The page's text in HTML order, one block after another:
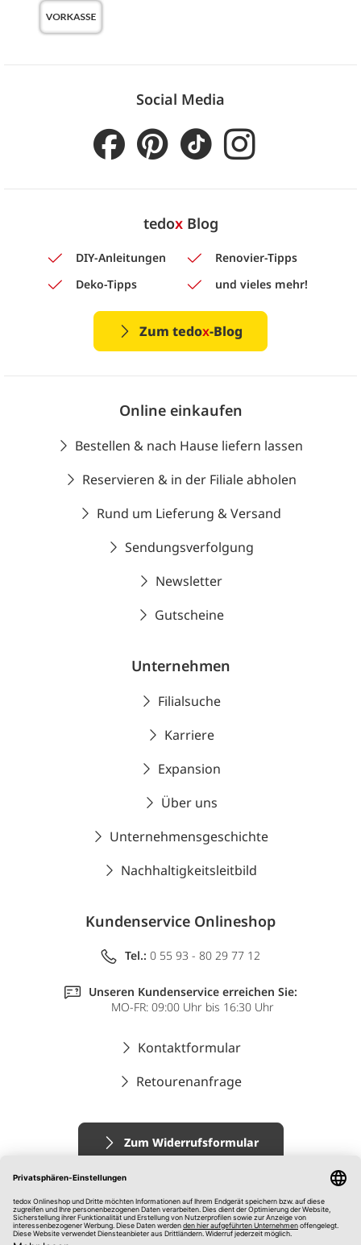
Social Media
tedoxBlog
DIY-Anleitungen
Renovier-Tipps
Deko-Tipps
und vieles mehr!
Zum tedox-Blog
Online einkaufen
Bestellen & nach Hause liefern lassen
Reservieren & in der Filiale abholen
Rund um Lieferung & Versand
Sendungsverfolgung
Newsletter
Gutscheine
Unternehmen
Filialsuche
Karriere
Expansion
Über uns
Unternehmensgeschichte
Nachhaltigkeitsleitbild
Kundenservice Onlineshop
Tel.: 0 55 93 - 80 29 77 12
Unseren Kundenservice erreichen Sie:
MO-FR: 09:00 Uhr bis 16:30 Uhr
Kontaktformular
Retourenanfrage
Zum Widerrufsformular
Impressum
AGB